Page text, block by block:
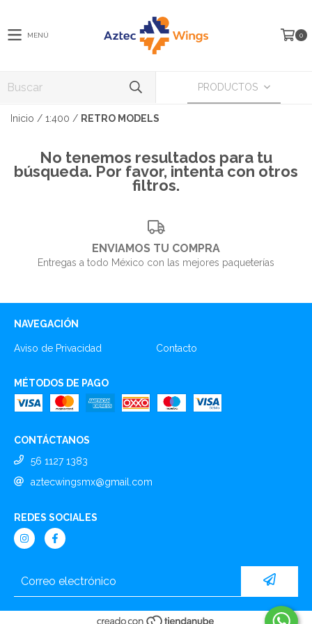
MENÚ 0
PRODUCTOS
Inicio / 1:400 / RETRO MODELS
No tenemos resultados para tu
búsqueda. Por favor, intenta con otros
filtros.
ENVIAMOS TU COMPRA
Entregas a todo México con las mejores paqueterías
NAVEGACIÓN
Aviso de Privacidad Contacto
MÉTODOS DE PAGO
CONTÁCTANOS
56 1127 1383
aztecwingsmx@gmail.com
REDES SOCIALES